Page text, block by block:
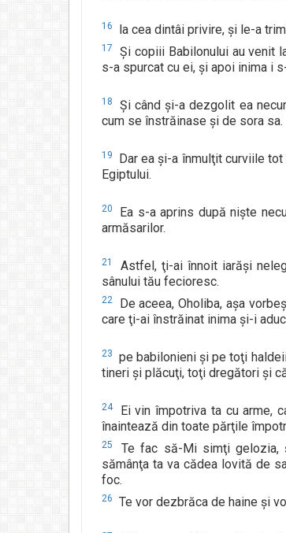
16 la cea dintâi privire, şi le-a
17
Şi copiii Babilonului au venit
s-a spurcat cu ei, şi apoi inima i
18
Şi când şi-a dezgolit ea
cum se înstrăinase şi de sora sa.
19
Dar ea şi-a înmulţit curviile
Egiptului.
20
Ea s-a aprins după nişte
armăsarilor.
21
Astfel, ţi-ai înnoit iarăşi
sânului tău fecioresc.
22
De aceea, Oholiba, aşa
care ţi-ai înstrăinat inima şi-i
23
pe babilonieni şi pe toţi
tineri şi plăcuţi, toţi dregători şi
24
Ei vin împotriva ta cu arme,
înaintează din toate părţile
25
Te fac să-Mi simţi gelozia,
sămânţa ta va cădea lovită de
foc.
26 Te vor dezbrăca de haine şi